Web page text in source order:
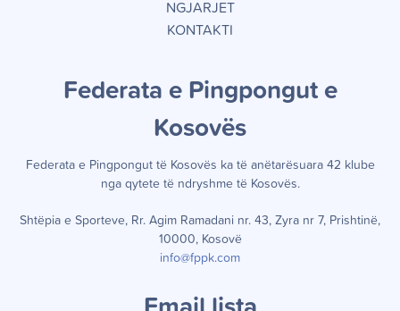
NGJARJET
KONTAKTI
Federata e Pingpongut e
Kosovës
Federata e Pingpongut të Kosovës ka të anëtarësuara 42 klube
nga qytete të ndryshme të Kosovës.
Shtëpia e Sporteve, Rr. Agim Ramadani nr. 43, Zyra nr 7, Prishtinë,
10000, Kosovë
info@fppk.com